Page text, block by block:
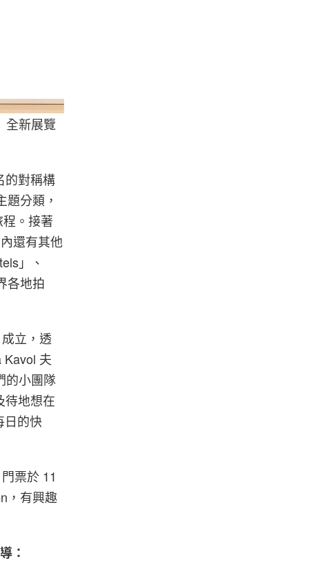
Awa
全新展覽
的對稱構
分類，
。接著
還有其他
」、
各地拍
成立，透
Kavol 夫
的小團隊
待地想在
日的快
票於 11
，有興趣
：